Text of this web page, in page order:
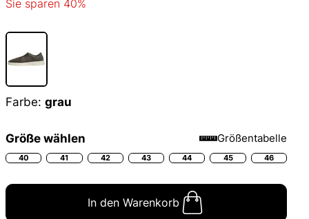
Sie sparen 40%
Farbe: grau
Größe wählen Größentabelle
40 41 42 43 44 45 46
In den Warenkorb